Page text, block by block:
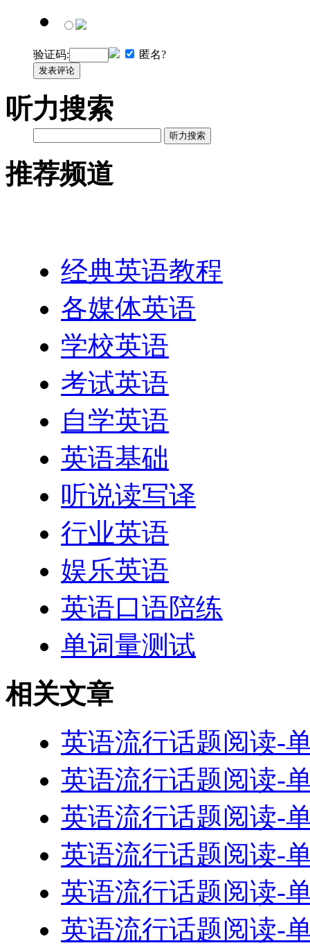
验证码: 匿名?
发表评论
听力搜索
听力搜索
推荐频道
经典英语教程
各媒体英语
学校英语
考试英语
自学英语
英语基础
听说读写译
行业英语
娱乐英语
英语口语陪练
单词量测试
相关文章
英语流行话题阅读-
英语流行话题阅读-
英语流行话题阅读-
英语流行话题阅读-
英语流行话题阅读-
英语流行话题阅读-